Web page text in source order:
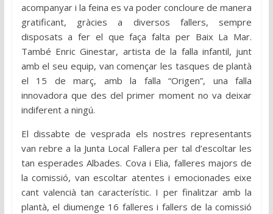
acompanyar i la feina es va poder concloure de manera
gratificant, gràcies a diversos fallers, sempre
disposats a fer el que faça falta per Baix La Mar.
També Enric Ginestar, artista de la falla infantil, junt
amb el seu equip, van començar les tasques de plantà
el 15 de març, amb la falla “Origen”, una falla
innovadora que des del primer moment no va deixar
indiferent a ningú.
El dissabte de vesprada els nostres representants
van rebre a la Junta Local Fallera per tal d’escoltar les
tan esperades Albades. Cova i Elia, falleres majors de
la comissió, van escoltar atentes i emocionades eixe
cant valencià tan característic. I per finalitzar amb la
plantà, el diumenge 16 falleres i fallers de la comissió